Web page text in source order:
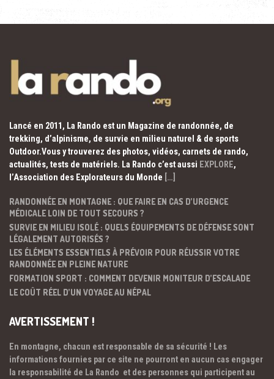
Lancé en 2011, La Rando est un Magazine de randonnée, de
trekking, d’alpinisme, de survie en milieu naturel & de sports
Outdoor.Vous y trouverez des photos, vidéos, carnets de rando,
actualités, tests de matériels. La Rando c’est aussi EXPLORE,
l’Association des Explorateurs du Monde […]
RANDONNÉE EN MONTAGNE : QUE FAIRE EN CAS D’URGENCE
MÉDICALE LOIN DE TOUT SECOURS ?
SURVIE EN MILIEU ISOLÉ : QUELS ÉQUIPEMENTS DE DÉFENSE SONT
LÉGALEMENT AUTORISÉS ?
LES ÉLÉMENTS ESSENTIELS À PRÉVOIR POUR RÉUSSIR VOTRE
RANDONNÉE EN PLEINE NATURE
FORMATION SPORT : COMMENT DEVENIR MONITEUR D’ESCALADE
LE COÛT RÉEL D’UN VOYAGE AU NÉPAL
AVERTISSEMENT !
En montagne, chacun est responsable de sa sécurité ! Les
informations fournies par ce site ne pourront en aucun cas engager
la responsabilité de La Rando et des personnes qui participent au